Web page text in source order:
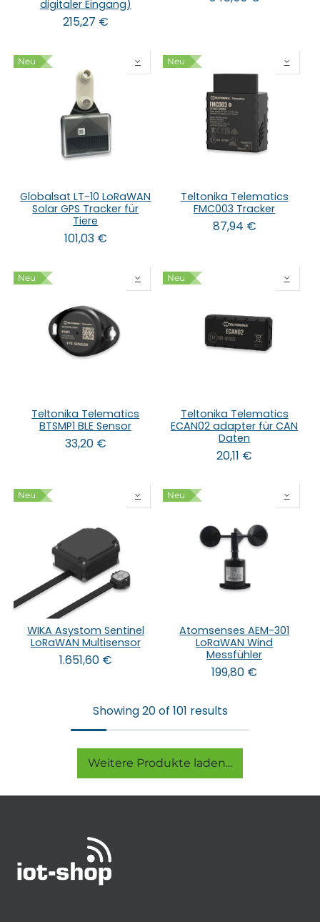
digitaler Eingang)
215,27 €
Neu
Globalsat LT-10 LoRaWAN
Solar GPS Tracker für
Tiere
101,03€
Neu
Teltonika Telematics
FMC003 Tracker
87,94 €
Neu
Teltonika Telematics
BTSMP1 BLE Sensor
33,20€
Neu
Teltonika Telematics
ECAN02 adapter für CAN
Daten
20,11 €
Neu
WIKA Asystom Sentinel
LoRaWAN Multisensor
1.651,60€
Neu
Atomsenses AEM-301
LoRaWAN Wind
Messfühler
199,80 €
Showing 20 of 101 results
Weitere Produkte laden...